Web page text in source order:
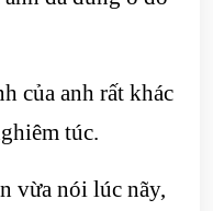
của anh rất khác
túc.
vừa nói lúc nãy,